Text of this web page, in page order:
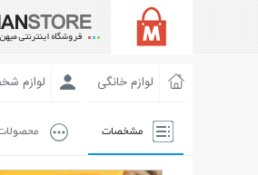
لوازم خانگی لوازم
مشخصات